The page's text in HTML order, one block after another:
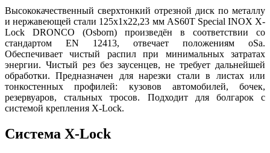
Высококачественный сверхтонкий отрезной диск по металлу
и нержавеющей стали 125х1х22,23 мм AS60T Special INOX X-
Lock DRONCO (Osborn) произведён в соответствии со
стандартом EN 12413, отвечает положениям oSa.
Обеспечивает чистый распил при минимальных затратах
энергии. Чистый рез без заусенцев, не требует дальнейшей
обработки. Предназначен для нарезки стали в листах или
тонкостенных профилей: кузовов автомобилей, бочек,
резервуаров, стальных тросов. Подходит для болгарок с
системой крепления X-Lock.
Система X-Lock